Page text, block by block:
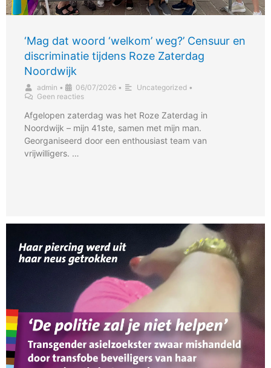
‘Mag dat woord ‘welkom’ weg?’ Censuur en
discriminatie tijdens Roze Zaterdag
Noordwijk
admin • 06/07/2026 • Uncategorized •
Geen reacties
Afgelopen zaterdag was het Roze Zaterdag in
Noordwijk – mijn 41ste, samen met mijn man.
Georganiseerd door een enthousiast team van
vrijwilligers. …